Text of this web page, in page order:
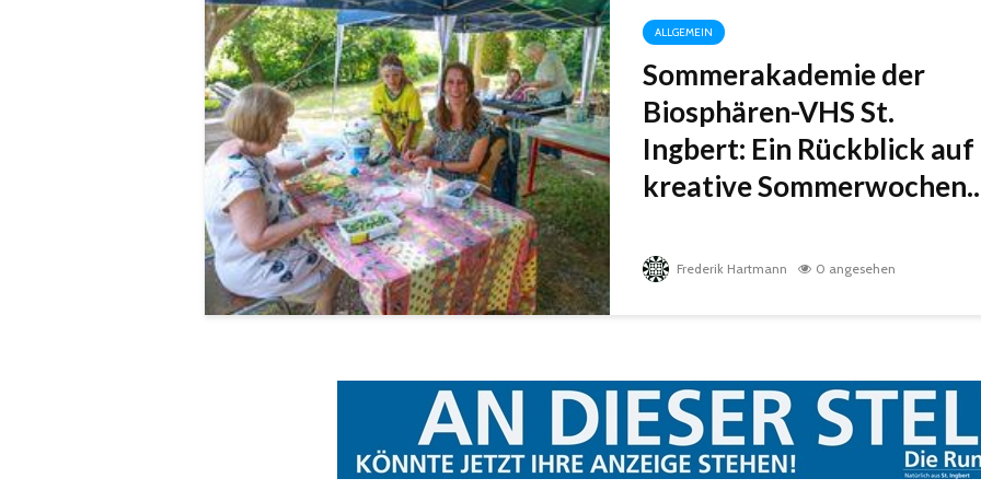
ALLGEMEIN
Sommerakademie der
Biosphären-VHS St.
Ingbert: Ein Rückblick auf
kreative
Frederik Hartmann 0 angesehen